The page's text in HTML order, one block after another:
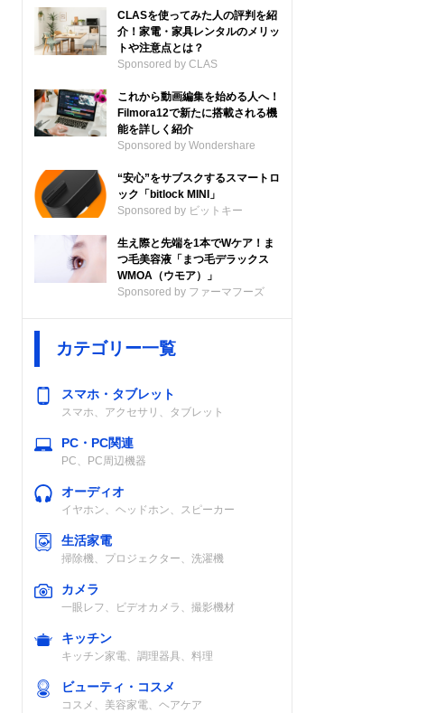
CLASを使ってみた人の評判を紹
介！家電・家具レンタルのメリッ
トや注意点とは？
Sponsored by CLAS
これから動画編集を始める人へ！
Filmora12で新たに搭載される機
能を詳しく紹介
Sponsored by Wondershare
“安心”をサブスクするスマートロ
ック「bitlock MINI」
Sponsored by ビットキー
生え際と先端を1本でWケア！ま
つ毛美容液「まつ毛デラックス
WMOA（ウモア）」
Sponsored by ファーマフーズ
カテゴリー一覧
スマホ・タブレット
スマホ、アクセサリ、タブレット
PC・PC関連
PC、PC周辺機器
オーディオ
イヤホン、ヘッドホン、スピーカー
生活家電
掃除機、プロジェクター、洗濯機
カメラ
一眼レフ、ビデオカメラ、撮影機材
キッチン
キッチン家電、調理器具、料理
ビューティ・コスメ
コスメ、美容家電、ヘアケア